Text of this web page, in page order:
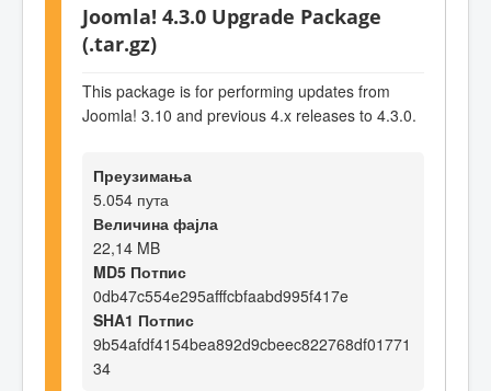
Joomla! 4.3.0 Upgrade Package
(.tar.gz)
This package is for performing updates from
Joomla! 3.10 and previous 4.x releases to 4.3.0.
Преузимања
5.054 пута
Величина фајла
22,14 MB
MD5 Потпис
0db47c554e295afffcbfaabd995f417e
SHA1 Потпис
9b54afdf4154bea892d9cbeec822768df01771
34